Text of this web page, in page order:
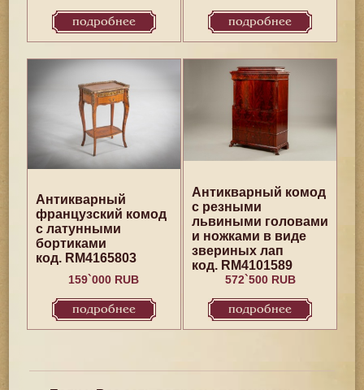
подробнее подробнее
Антикварный
французский комод
с латунными
бортиками
код. RM4165803
159`000 RUB
подробнее
Антикварный комод
с резными
львиными головами
и ножками в виде
звериных лап
код. RM4101589
572`500 RUB
подробнее